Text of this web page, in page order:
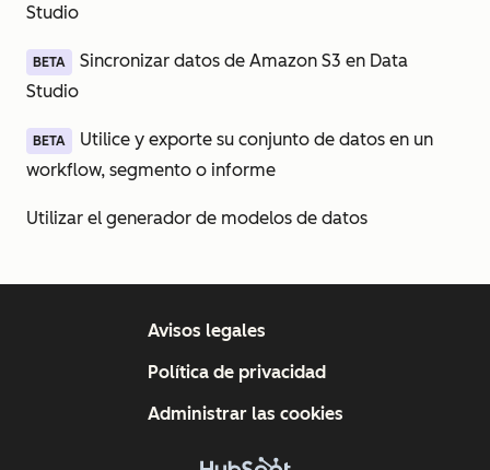
Studio
BETA
Sincronizar datos de Amazon S3 en Data
Studio
BETA
Utilice y exporte su conjunto de datos en un
workflow, segmento o informe
Utilizar el generador de modelos de datos
Avisos legales
Política de privacidad
Administrar las cookies